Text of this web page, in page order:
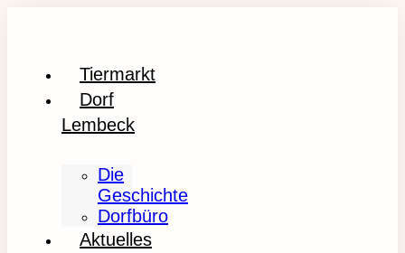
Tiermarkt
Dorf
Lembeck
Die
Geschichte
Dorfbüro
Aktuelles